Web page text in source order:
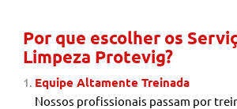
Por que escolher os
Limpeza Protevig?
Equipe Altamente Treinada
Nossos profissionais passam por